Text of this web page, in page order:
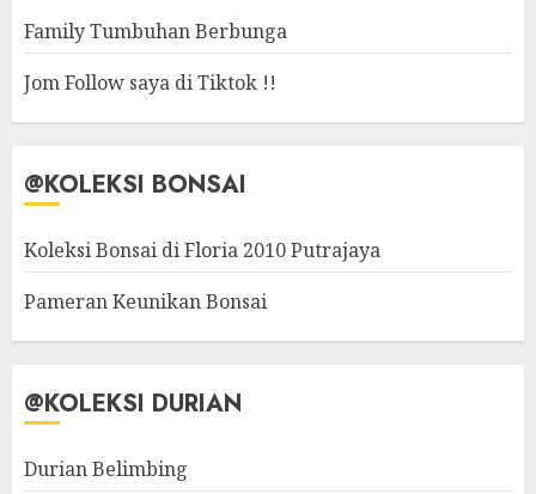
Family Tumbuhan Berbunga
Jom Follow saya di Tiktok !!
@KOLEKSI BONSAI
Koleksi Bonsai di Floria 2010 Putrajaya
Pameran Keunikan Bonsai
@KOLEKSI DURIAN
Durian Belimbing